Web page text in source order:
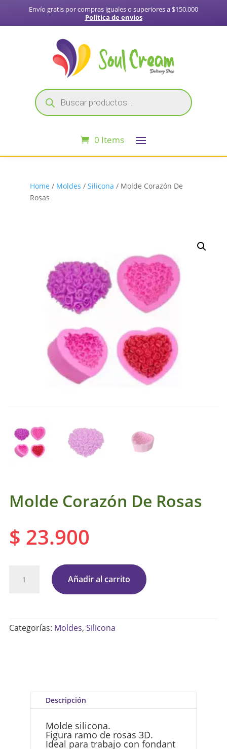
Envío gratis por compras iguales o superiores a $150.000
Política de envios
Búsqueda
de
productos
0 Items
Home / Moldes /Silicona / Molde Corazón De
Rosas
Molde Corazón De Rosas
$ 23.900
Corazón
Rosas
cantidad
Añadir al carrito
Categorías: Moldes, Silicona
Descripción
Molde silicona.
Figura ramo de rosas 3D.
Ideal para trabajo con fondant